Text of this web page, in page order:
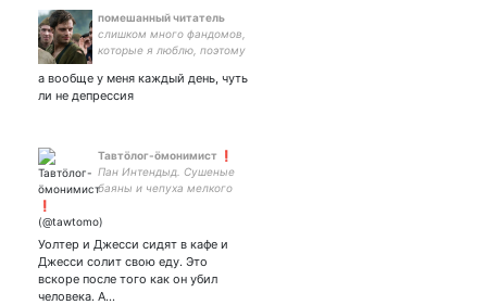
помешанный читатель
слишком много фандомов,
которые я люблю, поэтому
мной вкрашиваться во
всех подряд
а вообще у меня каждый день, чуть
ли не депрессия
Тавтöлог-öмонимист ❗️
Пан Интендыд. Сушеные
баяны и чепуха мелкого
массаракш. P.S. Оно ещё и
твиты куплены за $,
каждый твит - шутка.
Уолтер и Джесси сидят в кафе и
Джесси солит свою еду. Это
вскоре после того как он убил
человека. А…